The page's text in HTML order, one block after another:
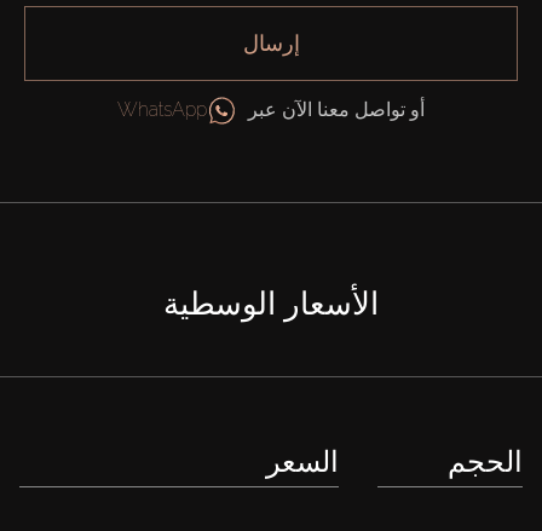
إرسال
أو تواصل معنا الآن عبر WhatsApp
الأسعار الوسطية
الحجم السعر